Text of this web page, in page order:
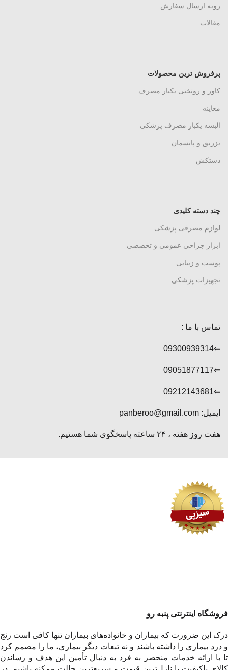
رویه ارسال سفارش
مقالات
پرفروش ترین محصولات
کاور و روتختی یکبار مصرف
معاینه
البسه یکبار مصرف پزشکی
تزریق و پانسمان
دستکش
چند دسته کلیدی
لوازم مصرفی پزشکی
ابزار جراحی عمومی و تخصصی
پوست و زیبایی
تجهیزات پزشکی
تماس با ما :
⇐09300939314
⇐09051877117
⇐09212143681
ایمیل: panberoo@gmail.com
هفت روز هفته ، ۲۴ ساعته پاسخگوی شما هستیم.
فروشگاه اینترنتی پنبه رو
درک این ضرورت که بیماران و خانواده‌های بیماران تنها کافی است رنج
و درد بیماری را داشته باشند و نه تبعات دیگر بیماری، ما را مصمم کرد
تا با ارائه خدمات منحصر به فرد به دنبال تأمین این هدف و رساندن